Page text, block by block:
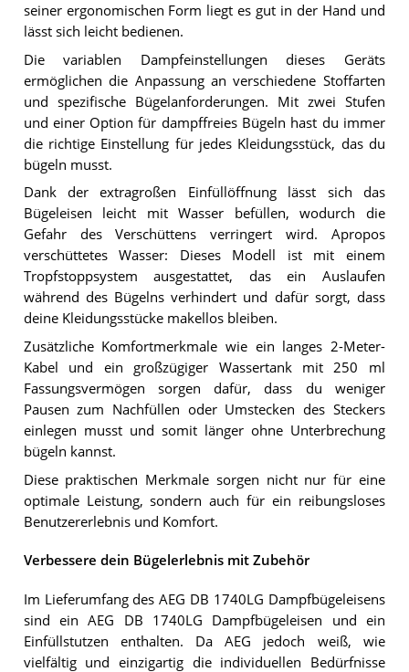
seiner ergonomischen Form liegt es gut in der Hand und
lässt sich leicht bedienen.
Die variablen Dampfeinstellungen dieses Geräts
ermöglichen die Anpassung an verschiedene Stoffarten
und spezifische Bügelanforderungen. Mit zwei Stufen
und einer Option für dampffreies Bügeln hast du immer
die richtige Einstellung für jedes Kleidungsstück, das du
bügeln musst.
Dank der extragroßen Einfüllöffnung lässt sich das
Bügeleisen leicht mit Wasser befüllen, wodurch die
Gefahr des Verschüttens verringert wird. Apropos
verschüttetes Wasser: Dieses Modell ist mit einem
Tropfstoppsystem ausgestattet, das ein Auslaufen
während des Bügelns verhindert und dafür sorgt, dass
deine Kleidungsstücke makellos bleiben.
Zusätzliche Komfortmerkmale wie ein langes 2-Meter-
Kabel und ein großzügiger Wassertank mit 250 ml
Fassungsvermögen sorgen dafür, dass du weniger
Pausen zum Nachfüllen oder Umstecken des Steckers
einlegen musst und somit länger ohne Unterbrechung
bügeln kannst.
Diese praktischen Merkmale sorgen nicht nur für eine
optimale Leistung, sondern auch für ein reibungsloses
Benutzererlebnis und Komfort.
Verbessere dein Bügelerlebnis mit Zubehör
Im Lieferumfang des AEG DB 1740LG Dampfbügeleisens
sind ein AEG DB 1740LG Dampfbügeleisen und ein
Einfüllstutzen enthalten. Da AEG jedoch weiß, wie
vielfältig und einzigartig die individuellen Bedürfnisse